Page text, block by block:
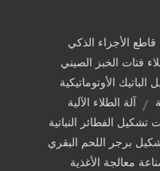
قاطع الأجزاء الذكي
فتات الخبز الصيني
الأوتوماتيكية
آلة الطلاء الآلية
تشكيل الفطائر النباتية
برجر اللحم البقري
معالجة الأغذية